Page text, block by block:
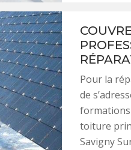
Pour la
de
formations
toiture
Savigny